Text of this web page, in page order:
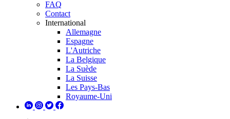
FAQ
Contact
International
Allemagne
Espagne
L'Autriche
La Belgique
La Suède
La Suisse
Les Pays-Bas
Royaume-Uni